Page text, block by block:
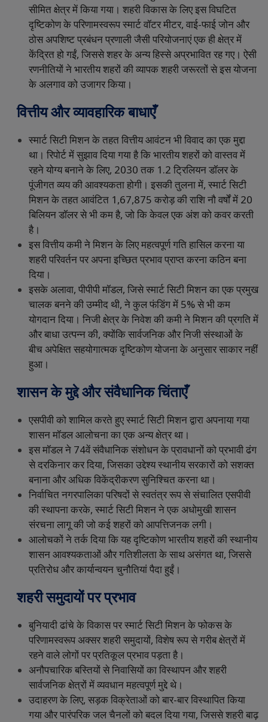
सीमितक्षेत्रमेंकियागया। शहरीविकासकेलिएइसविघटित
दृष्टिकोणकेपरिणामस्वरूपस्मार्टवॉटरमीटर, वाई-फाईजोनऔर
ठोसअपशिष्टप्रबंधनप्रणालीजैसीपरियोजनाएंएकहीक्षेत्रमें
केंद्रितहोगईं, जिससेशहरकेअन्यहिस्सेअप्रभावितरहगए। ऐसी
रणनीतियोंनेभारतीयशहरोंकीव्यापकशहरीजरूरतोंसेइसयोजना
केअलगावकोउजागरकिया।
वित्तीयऔरव्यावहारिकबाधाएँ
स्मार्टसिटीमिशनकेतहतवित्तीयआवंटनभीविवादकाएकमुद्दा
था। रिपोर्टमेंसुझावदियागयाहैकिभारतीयशहरोंकोवास्तवमें
रहनेयोग्यबनानेकेलिए, 2030 तक 1.2 ट्रिलियनडॉलरके
पूंजीगतव्ययकीआवश्यकताहोगी। इसकीतुलनामें, स्मार्टसिटी
मिशनकेतहतआवंटित ₹1,67,875 करोड़कीराशिनौवर्षोंमें 20
बिलियनडॉलरसेभीकमहै, जोकिकेवलएकअंशकोकवरकरती
है।
इसवित्तीयकमीनेमिशनकेलिएमहत्वपूर्णगतिहासिलकरनाया
शहरीपरिवर्तनपरअपनाइच्छितप्रभावप्राप्तकरनाकठिनबना
दिया।
इसकेअलावा, पीपीपीमॉडल, जिसेस्मार्टसिटीमिशनकाएकप्रमुख
चालकबननेकीउम्मीद थी, नेकुलफंडिंगमें 5%सेभीकम
योगदानदिया। निजीक्षेत्रकेनिवेशकीकमीनेमिशनकीप्रगतिमें
औरबाधाउत्पन्नकी, क्योंकिसार्वजनिकऔरनिजीसंस्थाओंके
बीचअपेक्षितसहयोगात्मकदृष्टिकोणयोजनाकेअनुसारसाकारनहीं
हुआ।
शासनकेमुद्देऔरसंवैधानिकचिंताएँ
एसपीवीकोशामिलकरतेहुएस्मार्टसिटीमिशनद्वाराअपनायागया
शासनमॉडलआलोचनाकाएकअन्यक्षेत्र था।
इसमॉडलने 74वेंसंवैधानिकसंशोधनकेप्रावधानोंकोप्रभावीढंग
सेदरकिनारकरदिया, जिसकाउद्देश्यस्थानीयसरकारोंकोसशक्त
बनानाऔरअधिकविकेंद्रीकरणसुनिश्चितकरना था।
निर्वाचितनगरपालिकापरिषदोंसेस्वतंत्ररूपसेसंचालितएसपीवी
कीस्थापनाकरके, स्मार्टसिटीमिशननेएकअधोमुखीशासन
संरचनालागूकीजोकईशहरोंकोआपत्तिजनकलगी।
आलोचकोंनेतर्कदियाकियहदृष्टिकोणभारतीयशहरोंकीस्थानीय
शासनआवश्यकताओंऔरगतिशीलताकेसाथअसंगत था, जिससे
प्रतिरोधऔरकार्यान्वयनचुनौतियांपैदाहुईं।
शहरीसमुदायोंपरप्रभाव
बुनियादीढांचेकेविकासपरस्मार्टसिटीमिशनकेफोकसके
परिणामस्वरूपअक्सरशहरीसमुदायों, विशेषरूपसेगरीबक्षेत्रोंमें
रहनेवालेलोगोंपरप्रतिकूलप्रभावपड़ताहै।
अनौपचारिकबस्तियोंसेनिवासियोंकाविस्थापनऔरशहरी
सार्वजनिकक्षेत्रोंमेंव्यवधानमहत्वपूर्णमुद्दे थे।
उदाहरणकेलिए, सड़कविक्रेताओंकोबार-बारविस्थापितकिया
गयाऔरपारंपरिकजलचैनलोंकोबदलदियागया, जिससेशहरीबाढ़